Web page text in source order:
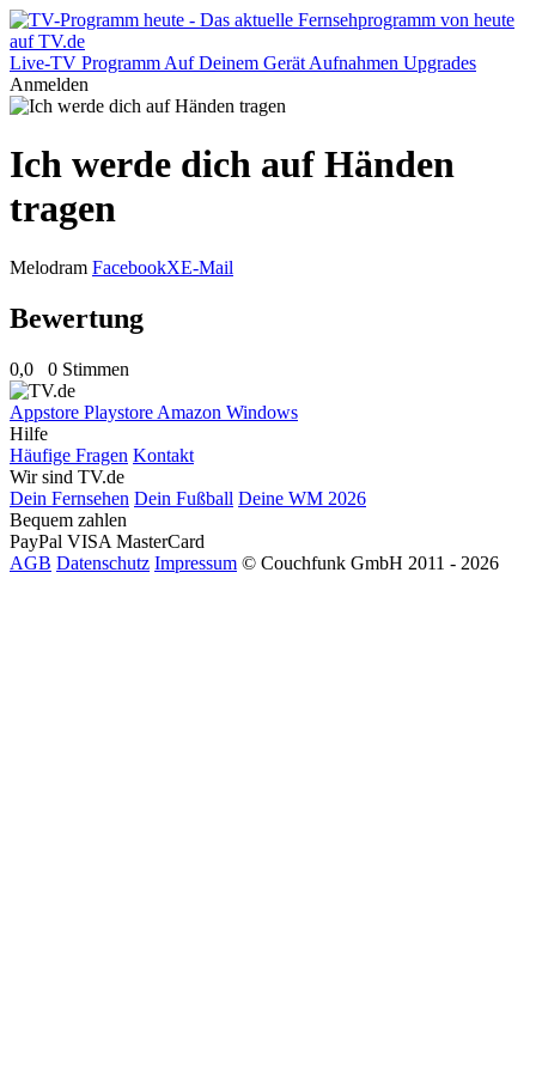
Live-TV Programm Auf Deinem Gerät Aufnahmen Upgrades
Anmelden
Ich werde dich auf Händen
tragen
Melodram FacebookXE-Mail
Bewertung
0,0 0 Stimmen
Appstore Playstore Amazon Windows
Hilfe
Häufige Fragen Kontakt
Wir sind TV.de
Dein Fernsehen Dein Fußball Deine WM 2026
Bequem zahlen
PayPal VISA MasterCard
AGB Datenschutz Impressum © Couchfunk GmbH 2011 - 2026